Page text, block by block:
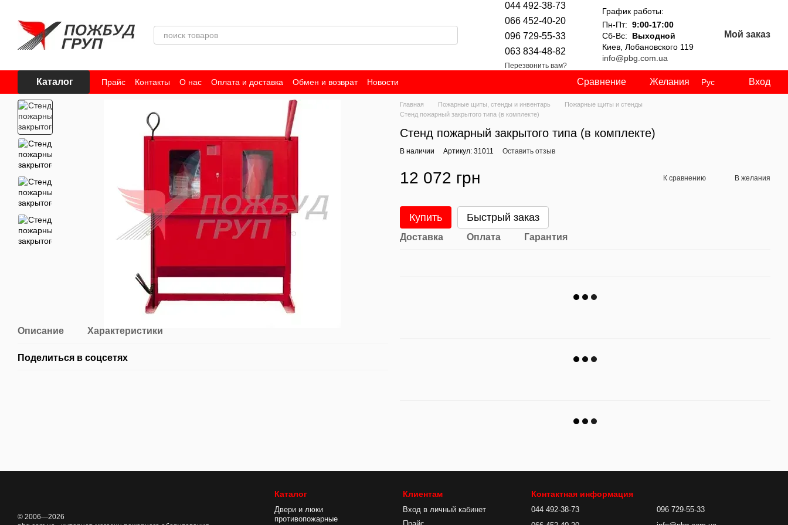
044 492-38-73
066 452-40-20
096 729-55-33
063 834-48-82
Перезвонить вам?
График работы:
Пн-Пт: 9:00-17:00
Сб-Вс: Выходной
Киев, Лобановского 119
info@pbg.com.ua
Мой заказ
Каталог Прайс Контакты О нас Оплата и доставка Обмен и возврат Новости Сравнение Желания Рус Вход
Описание Характеристики
Поделиться в соцсетях
Главная Пожарные щиты, стенды и инвентарь
Пожарные щиты и стенды
Стенд пожарный закрытого типа (в комплекте)
Стенд пожарный закрытого типа (в комплекте)
В наличии Артикул: 31011 Оставить отзыв
12 072 грн К сравнению В желания
Купить Быстрый заказ
Доставка Оплата Гарантия
© 2006—2026
Каталог
Двери и люки
противопожарные
Клиентам
Вход в личный кабинет
Контактная информация
044 492-38-73
096 729-55-33